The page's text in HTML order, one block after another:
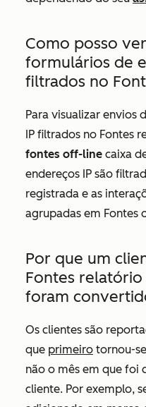
Como posso
formulários de
filtrados no
Para visualizar envios
IP filtrados no Fontes
fontes off-line caixa
endereços IP são
registrada e as
agrupadas em Fontes
Por que um
Fontes relatório
foram
Os clientes são
que primeiro tornou-
não o mês em que foi
cliente. Por exemplo,